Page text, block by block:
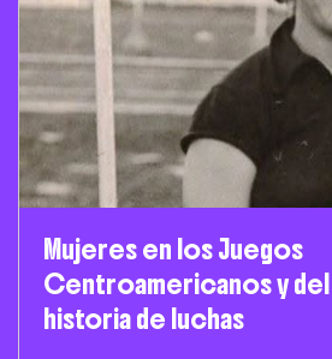
Mujeres en los Juegos
Centroamericanos y del
historia de luchas